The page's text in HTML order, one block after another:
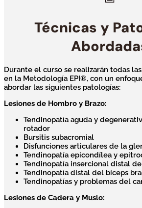
Técnicas y
Durante el curso se realizarán todas
en la Metodología EPI®, con un
abordar las siguientes patologías:
Lesiones de Hombro y Brazo:
Tendinopatía aguda y
rotador
Bursitis subacromial
Disfunciones articulares de la
Tendinopatía epicondílea y
Tendinopatía insercional distal
Tendinopatía distal del bíceps
Tendinopatías y problemas del
Lesiones de Cadera y Muslo: